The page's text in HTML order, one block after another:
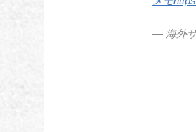
— 海外